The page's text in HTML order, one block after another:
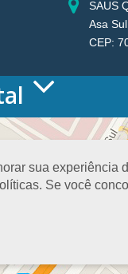
sua experiência
Se você
SAUS
Asa
CEP: